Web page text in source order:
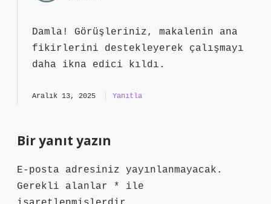
Damla! Görüşleriniz, makalenin ana
fikirlerini destekleyerek çalışmayı
daha ikna edici kıldı.
Aralık 13, 2025 Yanıtla
Bir yanıt yazın
E-posta adresiniz yayınlanmayacak.
Gerekli alanlar
*
ile